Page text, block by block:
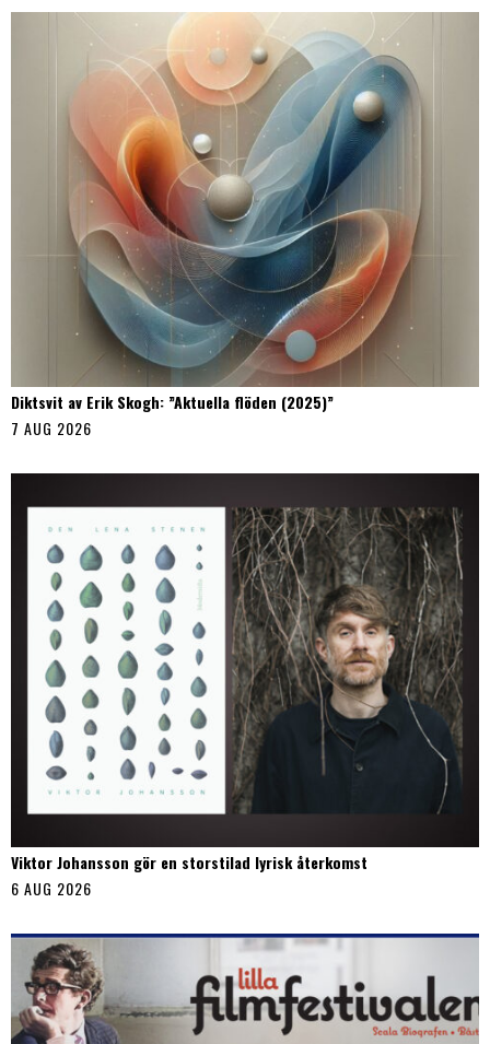
Diktsvit av Erik Skogh: ”Aktuella flöden (2025)”
7 AUG 2026
Viktor Johansson gör en storstilad lyrisk återkomst
6 AUG 2026